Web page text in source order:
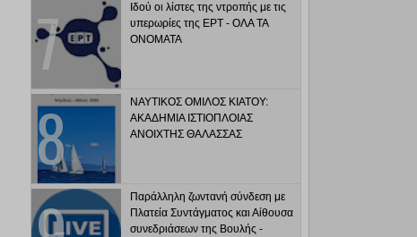
Ιδού οι λίστες της ντροπής με τις
υπερωρίες της ΕΡΤ - ΟΛΑ ΤΑ
ΟΝΟΜΑΤΑ
ΝΑΥΤΙΚΟΣ ΟΜΙΛΟΣ ΚΙΑΤΟΥ:
ΑΚΑΔΗΜΙΑ ΙΣΤΙΟΠΛΟΙΑΣ
ΑΝΟΙΧΤΗΣ ΘΑΛΑΣΣΑΣ
Παράλληλη ζωντανή σύνδεση με
Πλατεία Συντάγματος και Αίθουσα
συνεδριάσεων της Βουλής -